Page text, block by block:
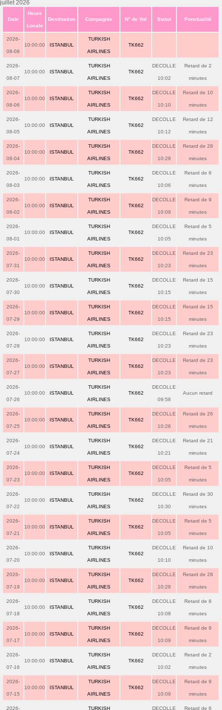
juillet 2026
Date
Heure
Locale
Destination Compagnie N° de Vol Statut Ponctualité
2026-
08-08
10:00:00 ISTANBUL
TURKISH
AIRLINES
TK662
2026-
08-07
10:00:00 ISTANBUL
TURKISH
AIRLINES
TK662
DECOLLE
10:02
Retard de 2
minutes
2026-
08-06
10:00:00 ISTANBUL
TURKISH
AIRLINES
TK662
DECOLLE
10:10
Retard de 10
minutes
2026-
08-05
10:00:00 ISTANBUL
TURKISH
AIRLINES
TK662
DECOLLE
10:12
Retard de 12
minutes
2026-
08-04
10:00:00 ISTANBUL
TURKISH
AIRLINES
TK662
DECOLLE
10:28
Retard de 28
minutes
2026-
08-03
10:00:00 ISTANBUL
TURKISH
AIRLINES
TK662
DECOLLE
10:06
Retard de 6
minutes
2026-
08-02
10:00:00 ISTANBUL
TURKISH
AIRLINES
TK662
DECOLLE
10:09
Retard de 9
minutes
2026-
08-01
10:00:00 ISTANBUL
TURKISH
AIRLINES
TK662
DECOLLE
10:05
Retard de 5
minutes
2026-
07-31
10:00:00 ISTANBUL
TURKISH
AIRLINES
TK662
DECOLLE
10:23
Retard de 23
minutes
2026-
07-30
10:00:00 ISTANBUL
TURKISH
AIRLINES
TK662
DECOLLE
10:15
Retard de 15
minutes
2026-
07-29
10:00:00 ISTANBUL
TURKISH
AIRLINES
TK662
DECOLLE
10:15
Retard de 15
minutes
2026-
07-28
10:00:00 ISTANBUL
TURKISH
AIRLINES
TK662
DECOLLE
10:23
Retard de 23
minutes
2026-
07-27
10:00:00 ISTANBUL
TURKISH
AIRLINES
TK662
DECOLLE
10:23
Retard de 23
minutes
2026-
07-26
10:00:00 ISTANBUL
TURKISH
AIRLINES
TK662
DECOLLE
09:58
Aucun retard
2026-
07-25
10:00:00 ISTANBUL
TURKISH
AIRLINES
TK662
DECOLLE
10:26
Retard de 26
minutes
2026-
07-24
10:00:00 ISTANBUL
TURKISH
AIRLINES
TK662
DECOLLE
10:21
Retard de 21
minutes
2026-
07-23
10:00:00 ISTANBUL
TURKISH
AIRLINES
TK662
DECOLLE
10:05
Retard de 5
minutes
2026-
07-22
10:00:00 ISTANBUL
TURKISH
AIRLINES
TK662
DECOLLE
10:30
Retard de 30
minutes
2026-
07-21
10:00:00 ISTANBUL
TURKISH
AIRLINES
TK662
DECOLLE
10:05
Retard de 5
minutes
2026-
07-20
10:00:00 ISTANBUL
TURKISH
AIRLINES
TK662
DECOLLE
10:10
Retard de 10
minutes
2026-
07-19
10:00:00 ISTANBUL
TURKISH
AIRLINES
TK662
DECOLLE
10:28
Retard de 28
minutes
2026-
07-18
10:00:00 ISTANBUL
TURKISH
AIRLINES
TK662
DECOLLE
10:08
Retard de 8
minutes
2026-
07-17
10:00:00 ISTANBUL
TURKISH
AIRLINES
TK662
DECOLLE
10:09
Retard de 9
minutes
2026-
07-16
10:00:00 ISTANBUL
TURKISH
AIRLINES
TK662
DECOLLE
10:02
Retard de 2
minutes
2026-
07-15
10:00:00 ISTANBUL
TURKISH
AIRLINES
TK662
DECOLLE
10:09
Retard de 9
minutes
2026- TURKISH DECOLLE Retard de 6